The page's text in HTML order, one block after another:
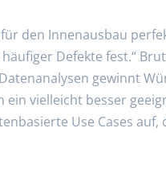
den Innenausbau
Defekte fest.“
gewinnt
vielleicht besser
Use Cases auf,